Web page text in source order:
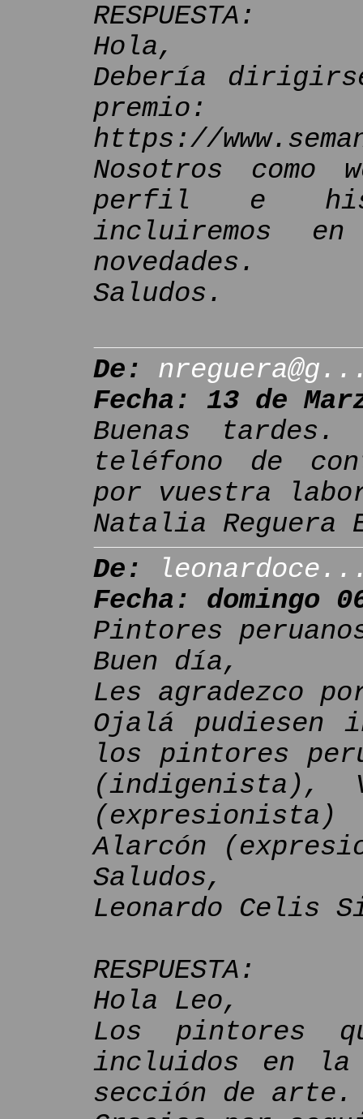
RESPUESTA:
Hola,
Debería
premio:
https://
Nosotros
perfil e
incluiremos
novedades.
Saludos.
De:
Fecha: 13 de
Buenas
teléfono de
por vuestra
Natalia Reguera
De:
Fecha: domingo
Pintores
Buen día,
Les agradezco
Ojalá pudiesen
los pintores
(indigenista),
Alarcón
Saludos,
Leonardo Celis
RESPUESTA:
Hola Leo,
Los pintores
incluidos en la
sección de arte.